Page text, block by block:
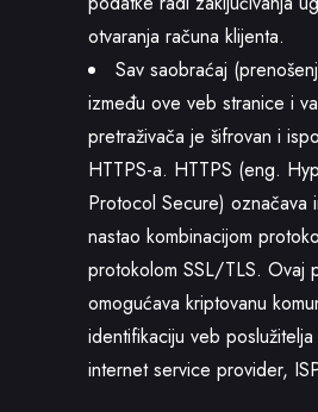
otvaranja računa klijenta.
Sav saobraćaj
između ove veb stranice i
pretraživača je šifrovan i
HTTPS-a. HTTPS (eng.
Protocol Secure) označava
nastao kombinacijom
protokolom SSL/TLS. Ovaj
omogućava kriptovanu
identifikaciju veb
internet service provider,